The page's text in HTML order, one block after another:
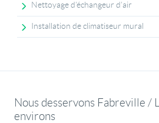
Nettoyage d’échangeur d’air
Installation de climatiseur mural
Nous desservons Fabreville /
environs